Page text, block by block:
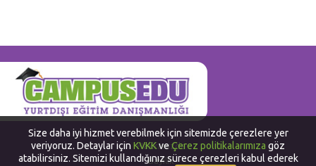
Hakkımızda
Bayilik
Size daha iyi hizmet verebilmek için sitemizde çerezlere yer
veriyoruz. Detaylar için KVKKveÇerez politikalarımıza göz
atabilirsiniz. Sitemizi kullandığınız sürece çerezleri kabul ederek